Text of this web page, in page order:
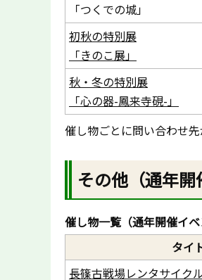
「つくでの城」
初秋の特別展
「きのこ展」
秋・冬の特別展
「心の器-鳳来寺硯-」
催し物ごとに問い合わせ
その他（通年開
催し物一覧（通年開催イ
タイ
長篠古戦場レンタサイク